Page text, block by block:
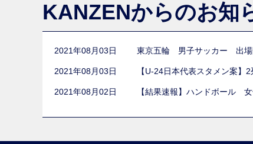
KANZENからのお知
2021年08月03日 東京五輪 男子サッカー 出場
2021年08月03日 【U-24日本代表スタメン案
2021年08月02日 【結果速報】ハンドボール